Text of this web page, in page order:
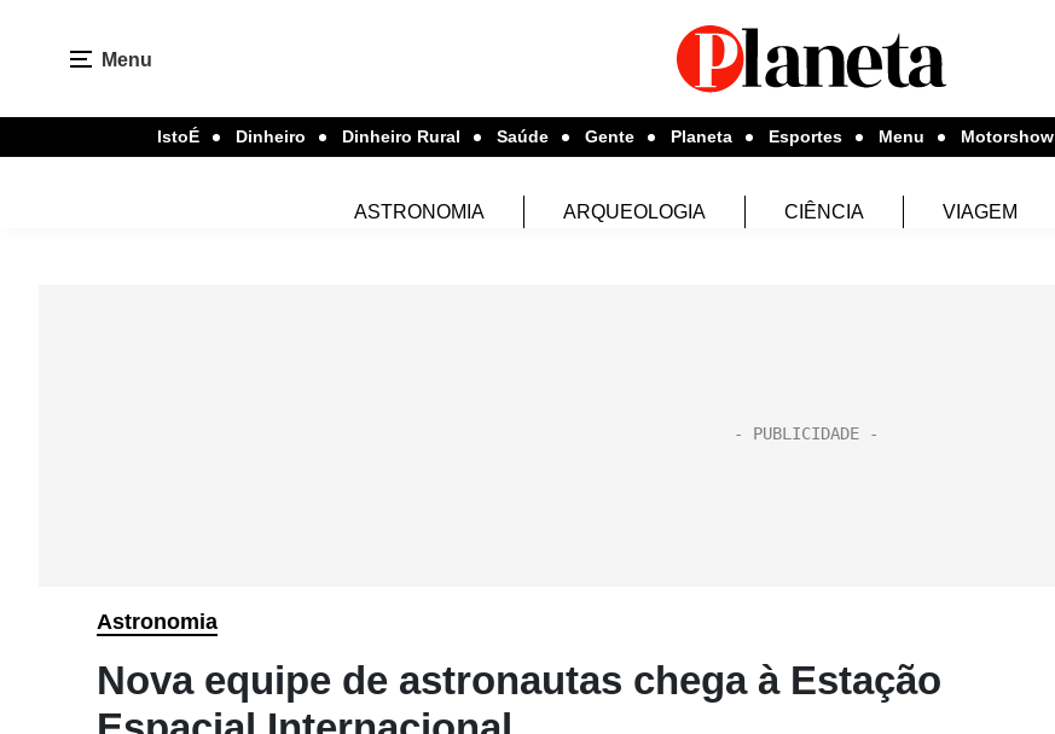
Menu
IstoÉ Dinheiro Dinheiro Rural Saúde Gente Planeta Esportes Menu Motorshow
ASTRONOMIA ARQUEOLOGIA CIÊNCIA VIAGEM
Astronomia
Nova equipe de astronautas chega à Estação